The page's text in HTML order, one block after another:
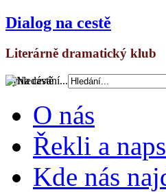
Dialog na cestě
Literárně dramatický klub
Vyhledávání...
O nás
Řekli a
Kde nás